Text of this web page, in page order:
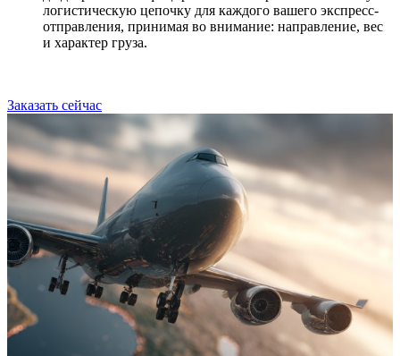
логистическую цепочку для каждого вашего экспресс-
отправления, принимая во внимание: направление, вес
и характер груза.
Заказать сейчас